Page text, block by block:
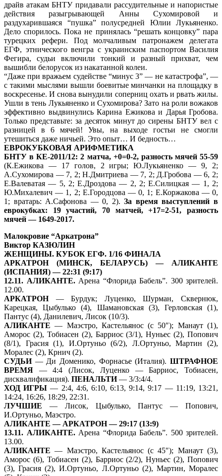
драйв атакам БНТУ придавали рассудительные и напористые
действия разыгрывающей Анны Сухомировой и
раздухарившаяся “пушка” полусредней Юлии Лукьяненко.
Дело спорилось. Пока не принялась “решать концовку” пара
турецких рефери. Под молчаливым патронажем делегата
ЕГФ, этнического венгра с украинским паспортом Василия
Фегира, судьи включили тонкий и разный прихват, чем
вышибли белорусок из накатанной колеи.
“Даже при вражьем судействе “минус 3” — не катастрофа”, —
с такими мыслями вышли боевитые минчанки на площадку в
воскресенье. И снова вынудили соперниц охать и рвать жилы.
Ушли в тень Лукьяненко и Сухомирова? Зато на роли вожаков
эффективно выдвинулись Карина Ежикова и Дарья Гробова.
Только представьте: за десяток минут до сирены БНТУ вел с
разницей в 6 мячей! Увы, на выходе гостьи не смогли
утешиться даже ничьей. Это опыт… И бедность…
ЕВРОКУБКОВАЯ АРИФМЕТИКА
БНТУ в КЕ-2011/12: 2 матча, +0=0-2, разность мячей 55-59
(К.Ежикова — 17 голов, 2 игры; Ю.Лукьяненко — 9, 2;
А.Сухомирова — 7, 2; Н.Дмитриева — 7, 2; Д.Гробова — 6, 2;
Е.Валеватая — 5, 2; Е.Дроздова — 2, 2; Е.Силицкая — 1, 2;
Ю.Михалевич — 1, 2; Е.Городцова — 0, 1; Е.Коржакова — 0,
1; вратарь: А.Сафонова — 0, 2).За время выступлений в
еврокубках: 19 участий, 70 матчей, +17=2-51, разность
мячей — 1649-2017.
Малокровие “Аркатрона”
Виктор КАЗЮЛИН
ЖЕНЩИНЫ. КУБОК ЕГФ. 1/16 ФИНАЛА
АРКАТРОН (МИНСК, БЕЛАРУСЬ) — АЛИКАНТЕ
(ИСПАНИЯ) — 22:31 (9:17)
12.11. АЛИКАНТЕ. Арена “Флорида Бабель”. 300 зрителей.
12.00.
АРКАТРОН— Бурдук; Луценко, Шурман, Сквернюк,
Карецкая, Цыбулько (4), Шамановская (3), Герловская (1),
Пантус (4), Данилевич, Лисок (10/3).
АЛИКАНТЕ — Маэстро, Кастельянос (с 50″); Манаут (1),
Аморос (2), Тобиасен (2), Барриос (3/1), Нуньес (2), Попович
(8/1), Грасия (1), И.Ортуньо (6/2), Л.Ортуньо, Мартин (2),
Моралес (2), Крнич (2).
СУДЬИ— Ди Доменико, Форнасье (Италия). ШТРАФНОЕ
ВРЕМЯ — 4:4 (Лисок, Луценко — Барриос, Тобиасен,
дисквалификация). ПЕНАЛЬТИ— 3/3:4/4.
ХОД ИГРЫ — 2:4, 4:6, 6:10, 6:13, 9:14, 9:17 — 11:19, 13:21,
14:24, 16:26, 18:29, 22:31.
ЛУЧШИЕ — Лисок, Цыбулько, Пантус — Попович,
И.Ортуньо, Маэстро.
АЛИКАНТЕ — АРКАТРОН — 29:17 (13:9)
13.11. АЛИКАНТЕ. Арена “Флорида Бабель”. 500 зрителей.
13.00.
АЛИКАНТЕ — Маэстро, Кастельянос (с 45″); Манаут (3),
Аморос (6), Тобиасен (2), Барриос (2/2), Нуньес (2), Попович
(3), Грасия (2), И.Ортуньо, Л.Ортуньо (2), Мартин, Моралес